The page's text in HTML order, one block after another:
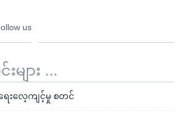
us
ျား ...
ရေးလေ့ကျင့်မှု စတင်